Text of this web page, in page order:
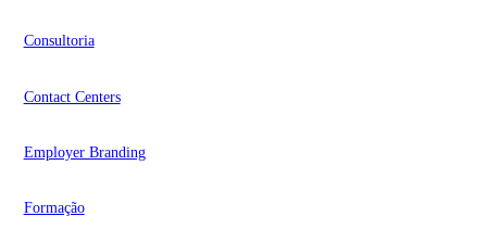
Consultoria
Contact Centers
Employer Branding
Formação